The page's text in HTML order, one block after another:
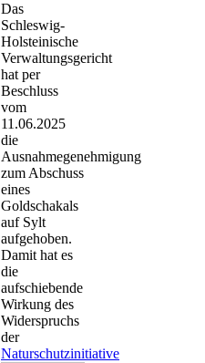
Das
Schleswig-
Holsteinische
Verwaltungsgericht
hat per
Beschluss
vom
11.06.2025
die
Ausnahmegenehmigung
zum Abschuss
eines
Goldschakals
auf Sylt
aufgehoben.
Damit hat es
die
aufschiebende
Wirkung des
Widerspruchs
der
Naturschutzinitiative